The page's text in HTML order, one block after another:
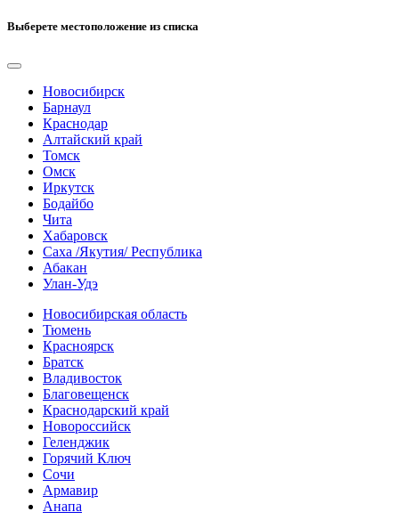
Выберете местоположение из списка
Новосибирск
Барнаул
Краснодар
Алтайский край
Томск
Омск
Иркутск
Бодайбо
Чита
Хабаровск
Саха /Якутия/ Республика
Абакан
Улан-Удэ
Новосибирская область
Тюмень
Красноярск
Братск
Владивосток
Благовещенск
Краснодарский край
Новороссийск
Геленджик
Горячий Ключ
Сочи
Армавир
Анапа